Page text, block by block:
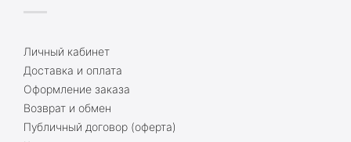
Личный кабинет
Доставка и оплата
Оформление заказа
Возврат и обмен
Публичный договор (оферта)